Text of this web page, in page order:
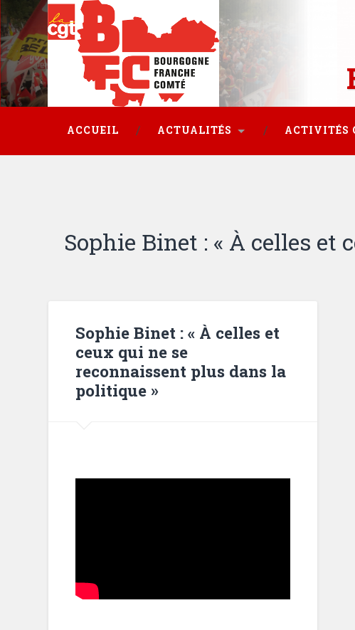
ACCUEIL ACTUALITÉS ACTIVITÉS
Sophie Binet : « À celles
Sophie Binet : « À celles et
ceux qui ne se
reconnaissent plus dans la
politique »